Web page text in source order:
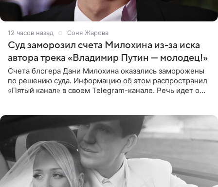
12 часов назад Соня Жарова
Суд заморозил счета Милохина из-за иска
автора трека «Владимир Путин — молодец!»
Счета блогера Дани Милохина оказались заморожены
по решению суда. Информацию об этом распространил
«Пятый канал» в своем Telegram-канале. Речь идет о